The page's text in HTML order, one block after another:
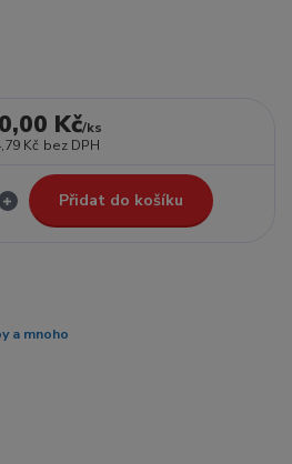
Kč/ks
Kč bez DPH
Přidat do košíku
a mnoho